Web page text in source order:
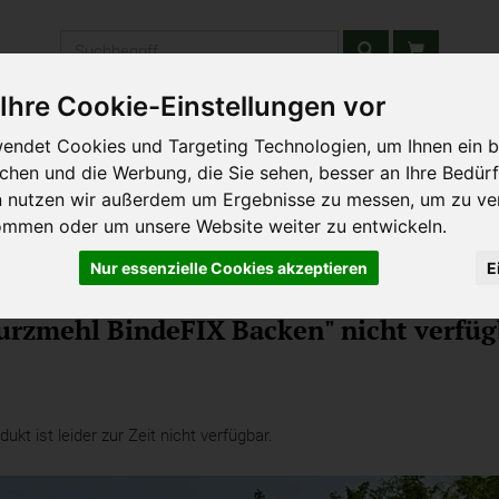
Cookie-Einstellungen vor
Cookies und Targeting Technologien, um Ihnen ein
und die Werbung, die Sie sehen, besser an Ihre
nutzen wir außerdem um Ergebnisse zu messen, um zu
oder um unsere Website weiter zu entwickeln.
Nur essenzielle Cookies akzeptieren
& Schulen Liefergebiet Wochenmarkt Unsere
BindeFIX Backen" nicht
ist leider zur Zeit nicht verfügbar.